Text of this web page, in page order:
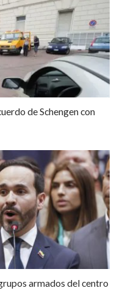
de Schengen con
armados del centro